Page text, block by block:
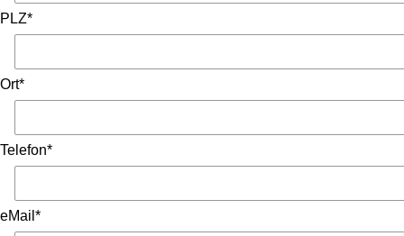
PLZ*
Ort*
Telefon*
eMail*